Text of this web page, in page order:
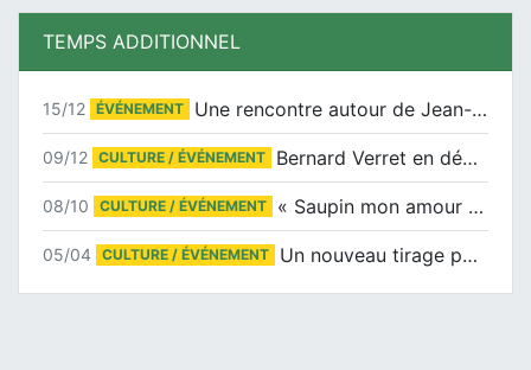
TEMPS ADDITIONNEL
15/12 ÉVÉNEMENT Une rencontre autour de Jean-Claude Suaudeau
09/12 CULTURE / ÉVÉNEMENT Bernard Verret en dédicaces le samedi 13 décembre à l’Espace Culturel Atlantis
08/10 CULTURE / ÉVÉNEMENT « Saupin mon amour » au salon du livre de Trentemoult
05/04 CULTURE / ÉVÉNEMENT Un nouveau tirage pour le Docu-BD